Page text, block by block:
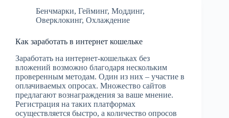
Бенчмарки, Гейминг, Моддинг,
Оверклокинг, Охлаждение
Как заработать в интернет кошельке
Заработать на интернет-кошельках без
вложений возможно благодаря нескольким
проверенным методам. Один из них – участие в
оплачиваемых опросах. Множество сайтов
предлагают вознаграждения за ваше мнение.
Регистрация на таких платформах
осуществляется быстро, а количество опросов